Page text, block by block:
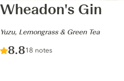
Wheadon's Gin
-Yuzu, Lemongrass & Green Tea
Score :
8.8/ 10
18 notes